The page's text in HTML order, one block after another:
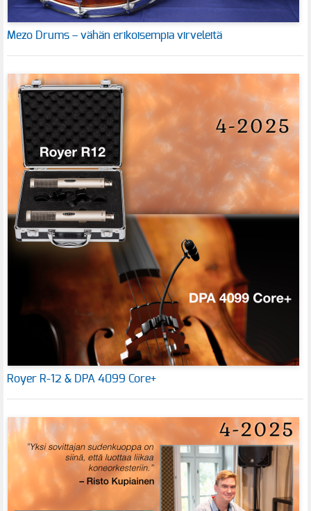
Mezo Drums – vähän erikoisempia virveleitä
Royer R-12 & DPA 4099 Core+